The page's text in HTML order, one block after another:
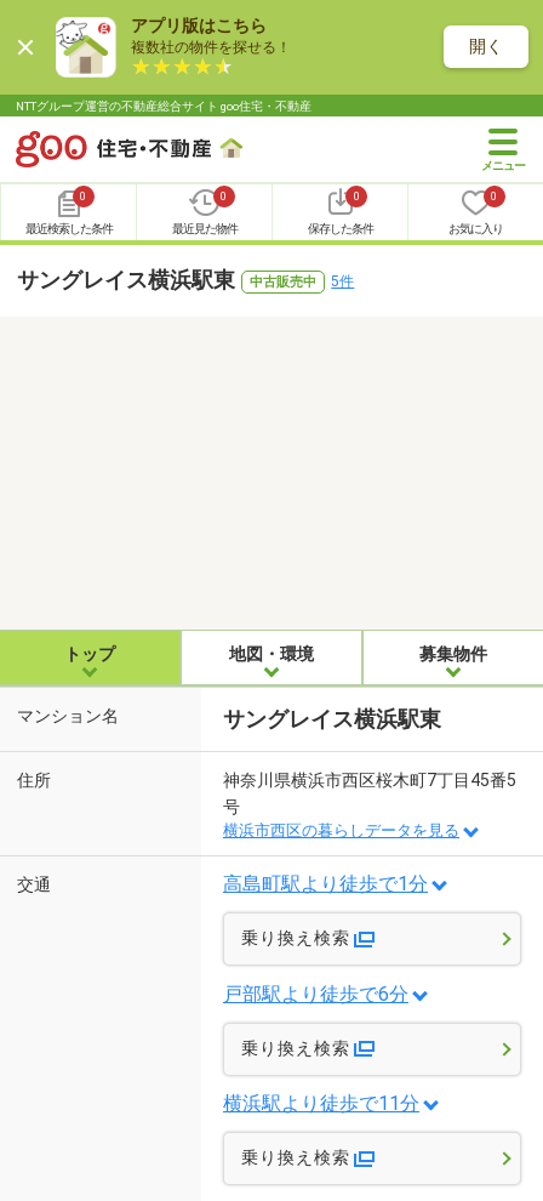
アプリ版はこちら
複数社の物件を探せる！ 開く
NTTグループ運営の不動産総合サイト goo住宅・不動産
0
最近検索した条件
0
最近見た物件
0
保存した条件
0
お気に入り
サングレイス横浜駅東 中古販売中 5件
トップ 地図・環境 募集物件
マンション名 サングレイス横浜駅東
住所
神奈川県横浜市西区桜木町7丁目45番5
号
横浜市西区の暮らしデータを見る
交通 高島町駅より徒歩で1分
乗り換え検索
戸部駅より徒歩で6分
乗り換え検索
横浜駅より徒歩で11分
乗り換え検索